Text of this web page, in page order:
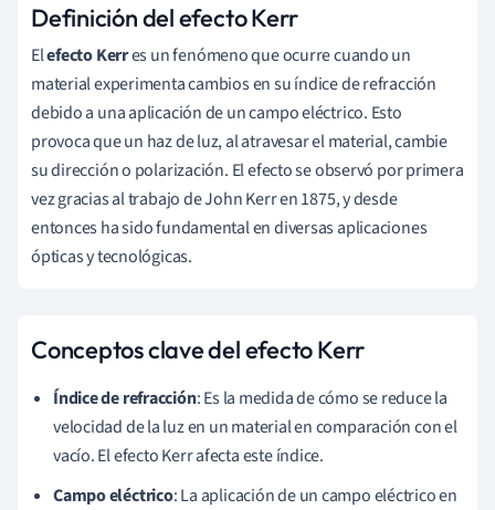
Definición del efecto Kerr
Elefecto Kerres un fenómeno que ocurre cuando un
material experimenta cambios en su índice de refracción
debido a una aplicación de un campo eléctrico. Esto
provoca que un haz de luz, al atravesar el material, cambie
su dirección o polarización. El efecto se observó por primera
vez gracias al trabajo de John Kerr en 1875, y desde
entonces ha sido fundamental en diversas aplicaciones
ópticas y tecnológicas.
Conceptos clave del efecto Kerr
Índice de refracción: Es la medida de cómo se reduce la
velocidad de la luz en un material en comparación con el
vacío. El efecto Kerr afecta este índice.
Campo eléctrico: La aplicación de un campo eléctrico en